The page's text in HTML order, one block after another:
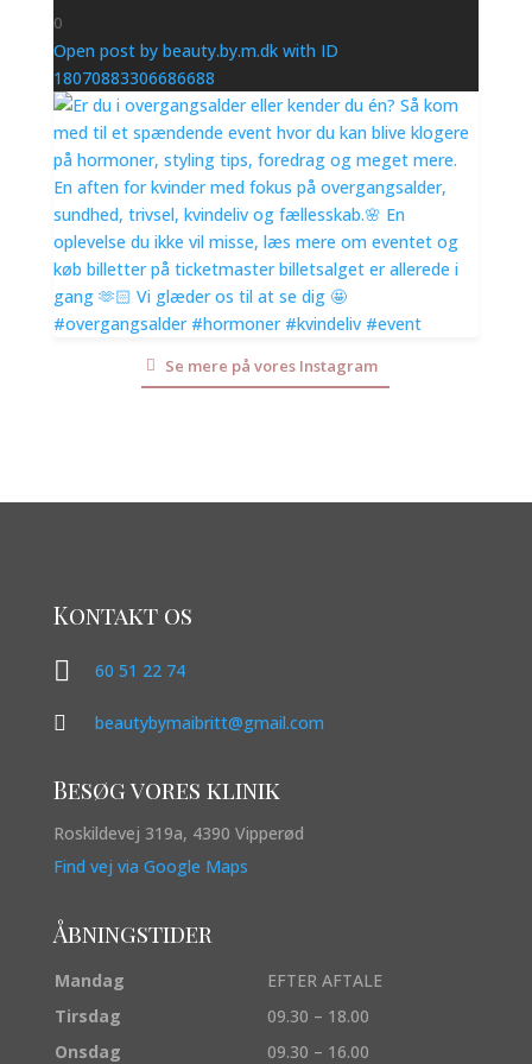
0
Open post by beauty.by.m.dk with ID
18070883306686688
Se mere på vores Instagram
Kontakt os
 60 51 22 74
 beautybymaibritt@gmail.com
Besøg vores klinik
Roskildevej 319a, 4390 Vipperød
Find vej via Google Maps
Åbningstider
Mandag
EFTER AFTALE
Tirsdag
09.30 – 18.00
Onsdag
09.30 – 16.00